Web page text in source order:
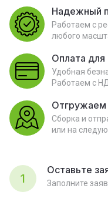
Надежный
Работаем с
любого
Оплата
Удобная
Работаем с
Отгружаем
Сборка и
или на
1
Оставьте
Заполните